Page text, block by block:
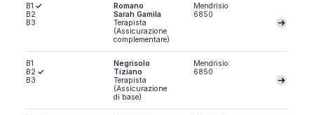
B1
B2
B3
Romano
Sarah Gamila
Terapista
(Assicurazione
complementare)
6850
Mendrisio
B1
B2
B3
Negrisolo
Tiziano
Terapista
(Assicurazione
di base)
6850
Mendrisio